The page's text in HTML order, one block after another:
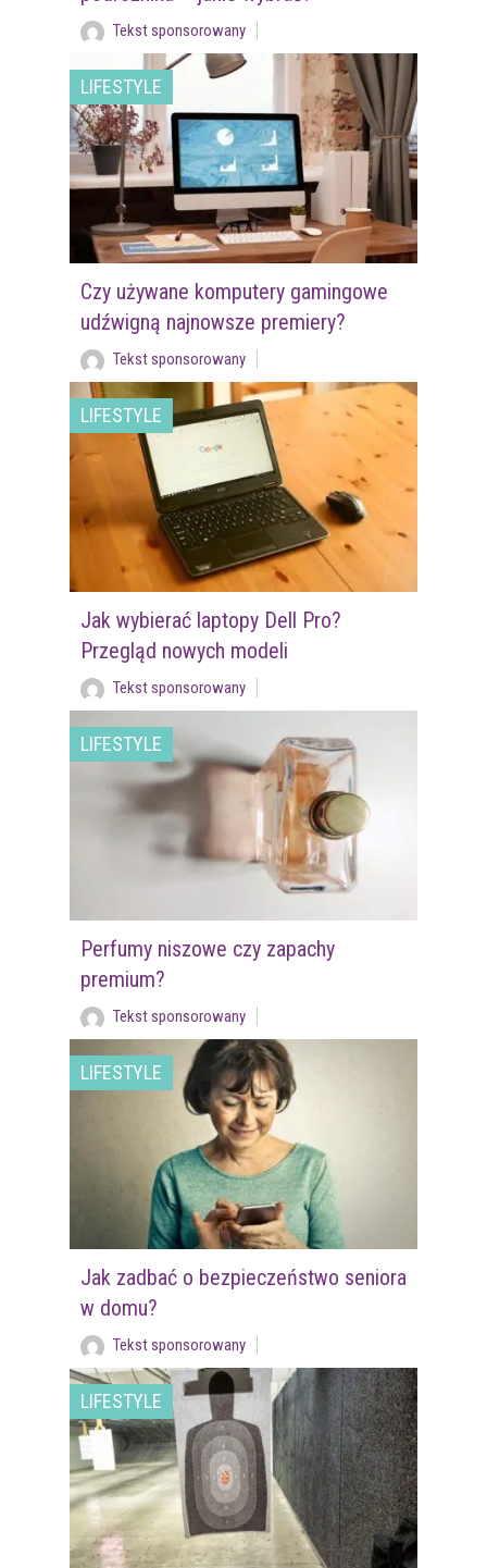
Tekst sponsorowany
LIFESTYLE
Czy używane komputery gamingowe
udźwigną najnowsze premiery?
Tekst sponsorowany
LIFESTYLE
Jak wybierać laptopy Dell Pro?
Przegląd nowych modeli
Tekst sponsorowany
LIFESTYLE
Perfumy niszowe czy zapachy
premium?
Tekst sponsorowany
LIFESTYLE
Jak zadbać o bezpieczeństwo seniora
w domu?
Tekst sponsorowany
LIFESTYLE